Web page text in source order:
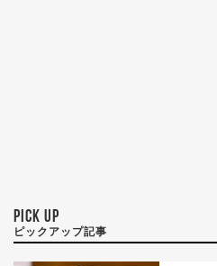
PICK UP
ピックアップ記事